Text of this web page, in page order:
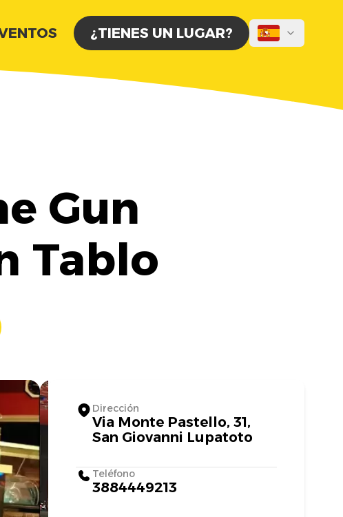
¿TIENES UN LUGAR?
Gun
Tablo
Dirección
Via Monte Pastello, 31,
San Giovanni Lupatoto
Teléfono
3884449213